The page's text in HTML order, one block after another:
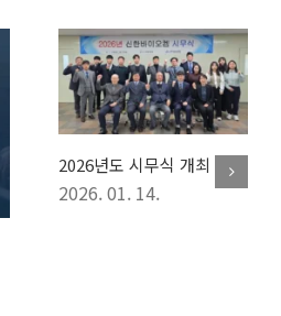
2026년도 시무식 개최
2026. 01. 14.